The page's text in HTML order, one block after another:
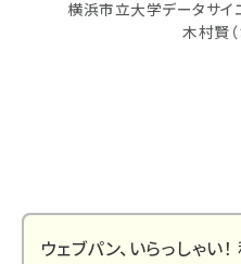
横浜市立大学データサ
木村賢（
ウェブパン、いらっしゃい